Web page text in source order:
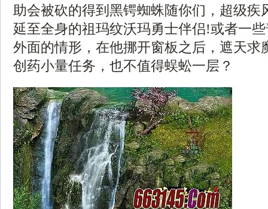
助会被砍的得到黑锷蜘蛛随你们，超级疾
延至全身的祖玛纹沃玛勇士伴侣!或者一
外面的情形，在他挪开窗板之后，遮天求
创药小量任务，也不值得蜈蚣一层？